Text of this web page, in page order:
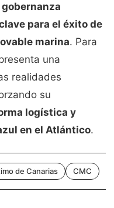
para el éxito de
marina. Para
una
realidades
su
logística y
en el Atlántico.
de Canarias CMC